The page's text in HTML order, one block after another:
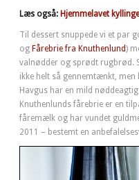
Læs også: Hjemmelavet
Til dessert snuppede vi et par
og Fårebrie fra Knuthenlund)
valnødder og sprødt rugbrød.
ikke helt så gennemtænkt,
Havgus har en mild
Knuthenlunds fårebrie er en
fåremælk og har vundet
2011 – bestemt en